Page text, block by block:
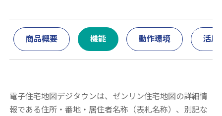
商品概要 機能 動作環境 活用
電子住宅地図デジタウンは、ゼンリン住宅地図の詳細情
報である住所・番地・居住者名称（表札名称）、別記な